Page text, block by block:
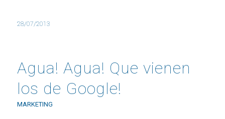
28/07/2013
Agua! Agua! Que vienen
los de Google!
MARKETING